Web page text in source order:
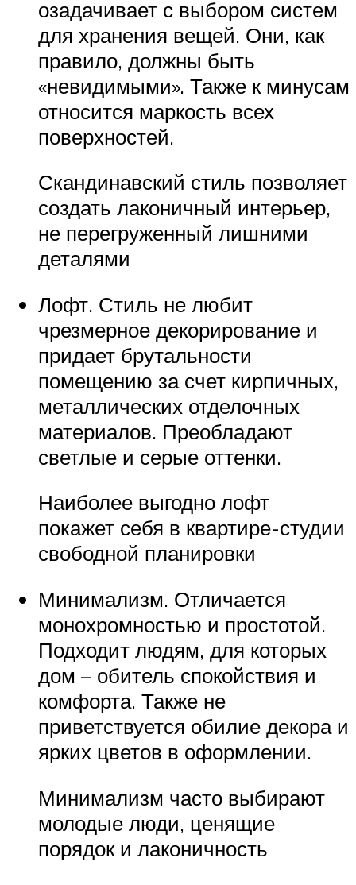
озадачивает с выбором систем
для хранения вещей. Они, как
правило, должны быть
«невидимыми». Также к минусам
относится маркость всех
поверхностей.
Скандинавский стиль позволяет
создать лаконичный интерьер,
не перегруженный лишними
деталями
Лофт. Стиль не любит
чрезмерное декорирование и
придает брутальности
помещению за счет кирпичных,
металлических отделочных
материалов. Преобладают
светлые и серые оттенки.
Наиболее выгодно лофт
покажет себя в квартире-студии
свободной планировки
Минимализм. Отличается
монохромностью и простотой.
Подходит людям, для которых
дом – обитель спокойствия и
комфорта. Также не
приветствуется обилие декора и
ярких цветов в оформлении.
Минимализм часто выбирают
молодые люди, ценящие
порядок и лаконичность